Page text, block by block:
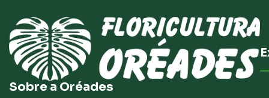
Sobre a Oréades